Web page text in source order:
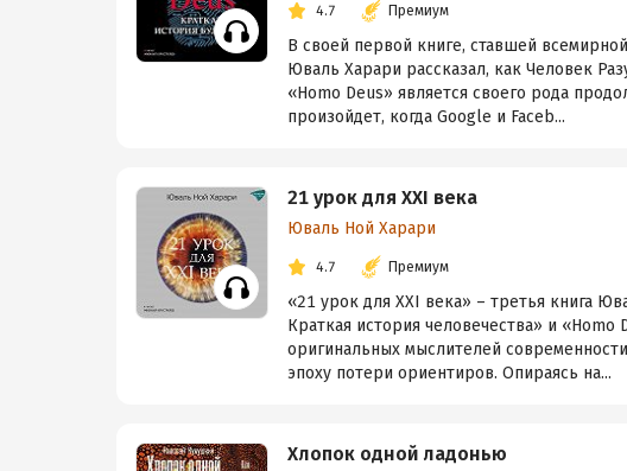
4.7 Премиум
В своей первой книге, ставшей
Юваль Харари рассказал, как Человек
«Homo Deus» является своего рода
произойдет, когда Google и Faceb...
21 урок для XXI века
Юваль Ной Харари
4.7 Премиум
«21 урок для XXI века» – третья книга
Краткая история человечества» и
оригинальных мыслителей
эпоху потери ориентиров. Опираясь на...
Хлопок одной ладонью